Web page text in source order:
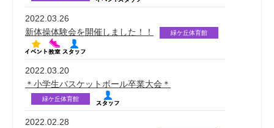
2022.03.26
新体操体験会を開催しました！！
緑ケ丘体育館
2022.03.20
＊小学生バスケットボール卒業大会＊
緑ケ丘体育館
2022.02.28